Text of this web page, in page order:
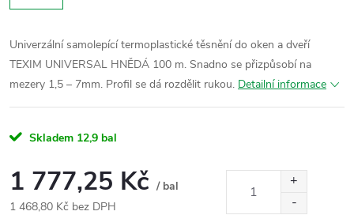
Univerzální samolepící termoplastické těsnění do oken a dveří
TEXIM UNIVERSAL HNĚDÁ 100 m. Snadno se přizpůsobí na
mezery 1,5 – 7mm. Profil se dá rozdělit rukou. Detailní informace
Skladem 12,9 bal
1 777,25 Kč / bal
1 468,80 Kč bez DPH